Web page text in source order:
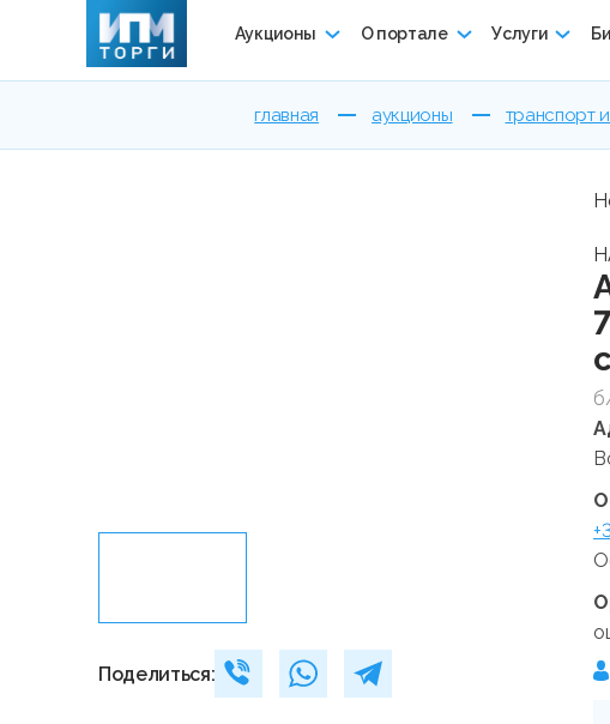
Аукционы О портале Услуги
главная аукционы транспорт
Поделиться: